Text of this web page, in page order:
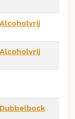
Alcoholvrij
Alcoholvrij
Dubbelbock